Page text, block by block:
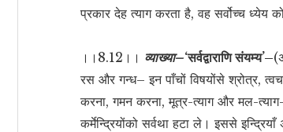
प्रकार देह त्याग करता है, वह सर्वोच्च ध्येय
।।8.12।। व्याख्या–‘सर्वद्वाराणि संयम्य’–
रस और गन्ध– इन पाँचों विषयोंसे श्रोत्र,
करना, गमन करना, मूत्र-त्याग और मल-
कर्मेन्द्रियोंको सर्वथा हटा ले। इससे